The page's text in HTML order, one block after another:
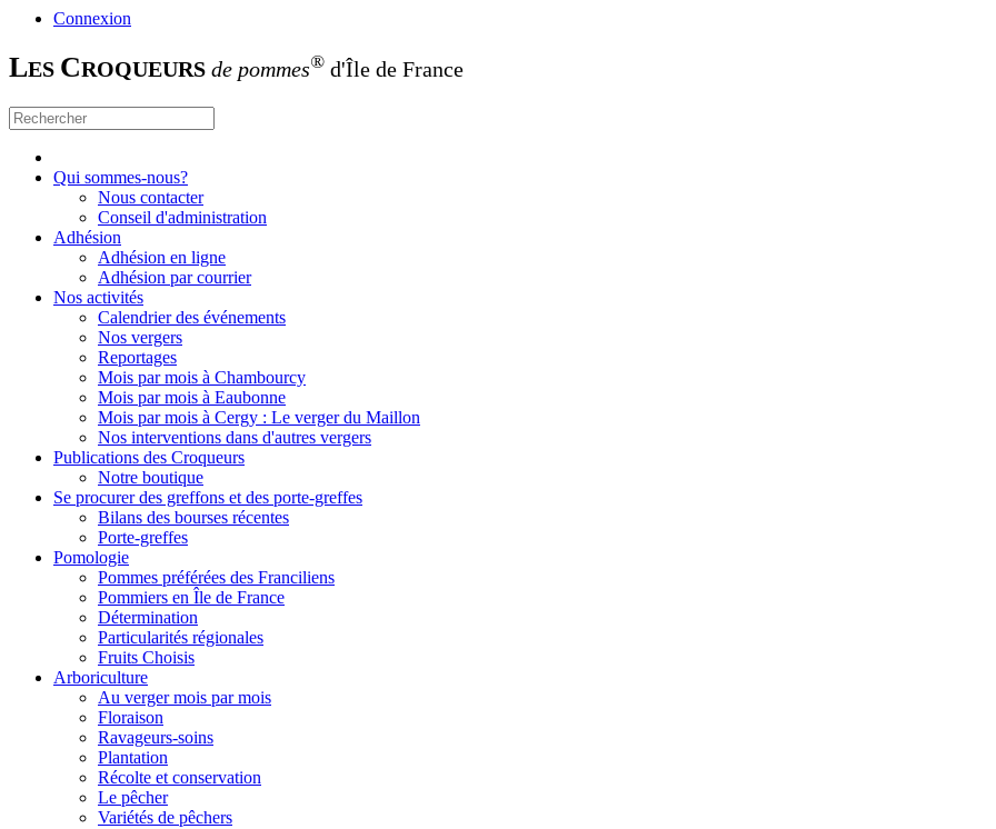
Connexion
LES CROQUEURS de pommes® d'Île de France
Qui sommes-nous?
Nous contacter
Conseil d'administration
Adhésion
Adhésion en ligne
Adhésion par courrier
Nos activités
Calendrier des événements
Nos vergers
Reportages
Mois par mois à Chambourcy
Mois par mois à Eaubonne
Mois par mois à Cergy : Le verger du Maillon
Nos interventions dans d'autres vergers
Publications des Croqueurs
Notre boutique
Se procurer des greffons et des porte-greffes
Bilans des bourses récentes
Porte-greffes
Pomologie
Pommes préférées des Franciliens
Pommiers en Île de France
Détermination
Particularités régionales
Fruits Choisis
Arboriculture
Au verger mois par mois
Floraison
Ravageurs-soins
Plantation
Récolte et conservation
Le pêcher
Variétés de pêchers